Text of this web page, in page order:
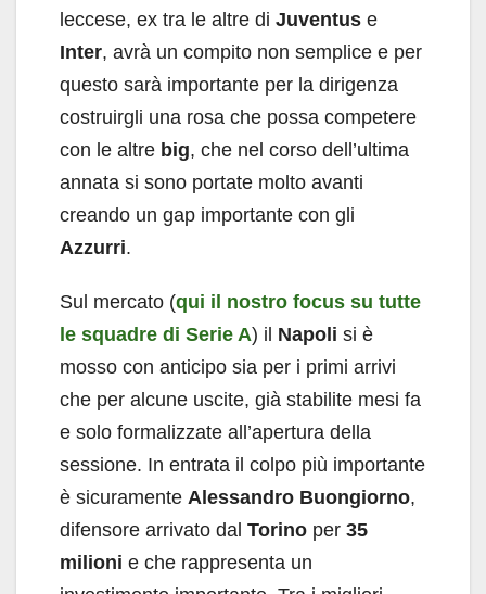
leccese, ex tra le altre di Juventus e
Inter, avrà un compito non semplice e per
questo sarà importante per la dirigenza
costruirgli una rosa che possa competere
con le altre big, che nel corso dell’ultima
annata si sono portate molto avanti
creando un gap importante con gli
Azzurri.
Sul mercato (qui il nostro focus su tutte
le squadre di Serie A) il Napoli si è
mosso con anticipo sia per i primi arrivi
che per alcune uscite, già stabilite mesi fa
e solo formalizzate all’apertura della
sessione. In entrata il colpo più importante
è sicuramente Alessandro Buongiorno,
difensore arrivato dal Torino per 35
milioni e che rappresenta un